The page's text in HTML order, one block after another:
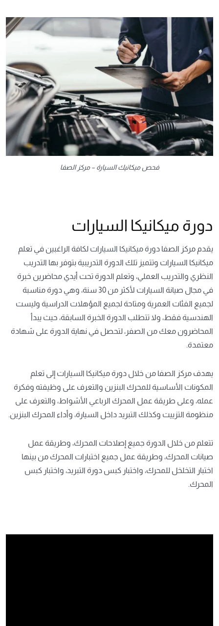
فحص ميكانيك السيارة – مركز الصفا
دورة ميكانيكا السيارات
يقدم مركز الصفا دورة ميكانيكا السيارات لكافة الراغبين في تعلم
ميكانيكا السيارات وتتميز تلك الدورة التدريبية بتوفر بها التدريب
النظري والتدريب العملي، وتعلم الدورة تحت أيدي محاضرين خبرة
في مجال صيانة السيارات لأكثر من 30 سنة، وهي دورة مناسبة
لجميع الفئات العمرية ومتاحة لجميع المؤهلات الدراسية وليست
الهندسية فقط، ولا تتطلب الدورة الخبرة السابقة، حيث يبدأ
المحاضرون معك من الصفر، لتحصل في نهاية الدورة على شهادة
معتمدة.
يهدف مركز الصفا من خلال دورة ميكانيكا السيارات إلى تعلم
المكونات الأساسية للمحرك البنزين والتعرف على وظيفته وفكرة
عمله، وعلى طريقة عمل المحرك الرباعي الأشواط، والتعرف على
منظومة التزييت وكذلك التبريد داخل السيارة، وأداء المحرك البنزين.
تتعلم من خلال الدورة جميع إصلاحات المحرك، وطريقة عمل
صيانات المحرك، وطريقة عمل جميع اختبارات المحرك من بينها
اختبار التخلخل للمحرك، واختبار كبس دورة التبريد، واختبار كبس
المحرك.